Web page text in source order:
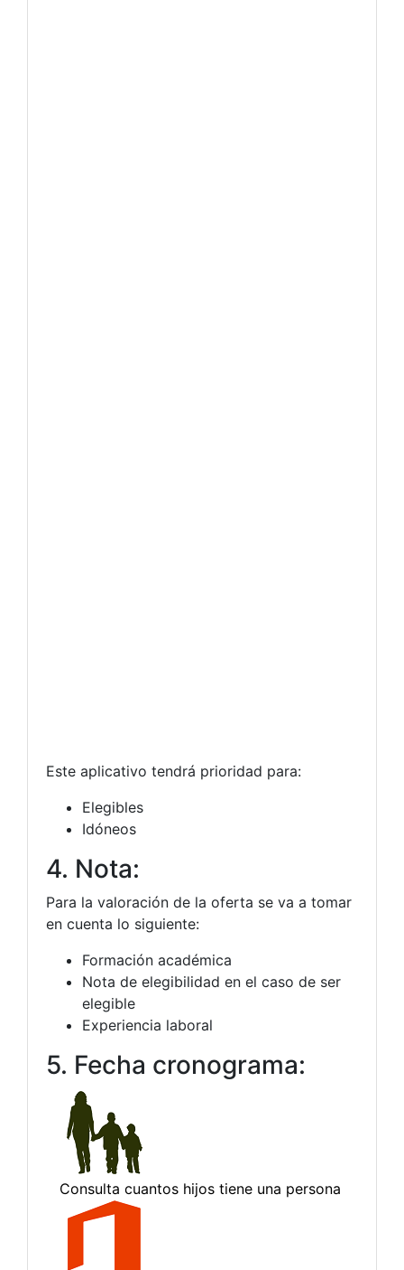
Este aplicativo tendrá prioridad para:
Elegibles
Idóneos
4. Nota:
Para la valoración de la oferta se va a tomar
en cuenta lo siguiente:
Formación académica
Nota de elegibilidad en el caso de ser
elegible
Experiencia laboral
5. Fecha cronograma: